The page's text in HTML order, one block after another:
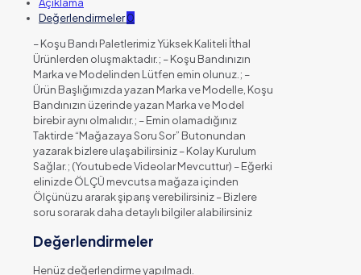
Açıklama
Değerlendirmeler0
– Koşu Bandı Paletlerimiz Yüksek Kaliteli İthal
Ürünlerden oluşmaktadır.; – Koşu Bandınızın
Marka ve Modelinden Lütfen emin olunuz.; –
Ürün Başlığımızda yazan Marka ve Modelle, Koşu
Bandınızın üzerinde yazan Marka ve Model
birebir aynı olmalıdır.; – Emin olamadığınız
Taktirde “Mağazaya Soru Sor” Butonundan
yazarak bizlere ulaşabilirsiniz – Kolay Kurulum
Sağlar.; (Youtubede Videolar Mevcuttur) – Eğerki
elinizde ÖLÇÜ mevcutsa mağaza içinden
Ölçünüzu ararak şiparış verebilirsiniz – Bizlere
soru sorarak daha detaylı bilgiler alabilirsiniz
Değerlendirmeler
Henüz değerlendirme yapılmadı.